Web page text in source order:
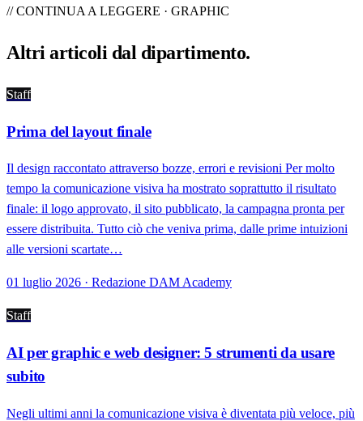
// CONTINUA A LEGGERE · GRAPHIC
Altri articoli dal dipartimento.
Staff
Prima del layout finale
Il design raccontato attraverso bozze, errori e revisioni Per molto
tempo la comunicazione visiva ha mostrato soprattutto il risultato
finale: il logo approvato, il sito pubblicato, la campagna pronta per
essere distribuita. Tutto ciò che veniva prima, dalle prime intuizioni
alle versioni scartate…
01 luglio 2026 · Redazione DAM Academy
Staff
AI per graphic e web designer: 5 strumenti da usare
subito
Negli ultimi anni la comunicazione visiva è diventata più veloce, più